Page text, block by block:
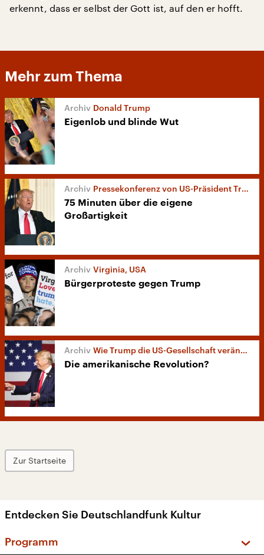
erkennt, dass er selbst der Gott ist, auf den er hofft.
Mehr zum Thema
Donald Trump
Eigenlob und blinde Wut
Pressekonferenz von US-Präsident Trump
75 Minuten über die eigene
Großartigkeit
Virginia, USA
Bürgerproteste gegen Trump
Wie Trump die US-Gesellschaft verändert
Die amerikanische Revolution?
Zur Startseite
Entdecken Sie Deutschlandfunk Kultur
Programm